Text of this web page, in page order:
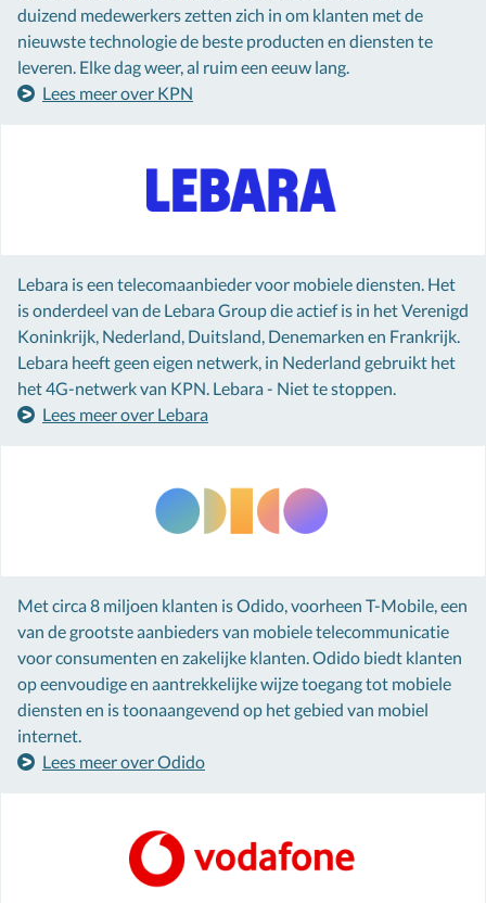
duizend medewerkers zetten zich in om klanten met de
nieuwste technologie de beste producten en diensten te
leveren. Elke dag weer, al ruim een eeuw lang.
Lees meer over KPN
Lebara is een telecomaanbieder voor mobiele diensten. Het
is onderdeel van de Lebara Group die actief is in het Verenigd
Koninkrijk, Nederland, Duitsland, Denemarken en Frankrijk.
Lebara heeft geen eigen netwerk, in Nederland gebruikt het
het 4G-netwerk van KPN. Lebara - Niet te stoppen.
Lees meer over Lebara
Met circa 8 miljoen klanten is Odido, voorheen T-Mobile, een
van de grootste aanbieders van mobiele telecommunicatie
voor consumenten en zakelijke klanten. Odido biedt klanten
op eenvoudige en aantrekkelijke wijze toegang tot mobiele
diensten en is toonaangevend op het gebied van mobiel
internet.
Lees meer over Odido